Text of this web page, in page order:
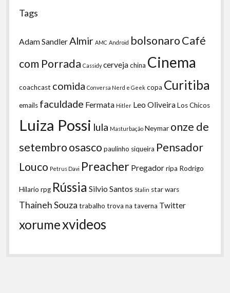
Tags
Adam Sandler Almir AMC Android bolsonaroCafé
com Porrada Cassidy cervejachina Cinema
coachcast comida Conversa Nerd e Geek copa Curitiba
emails faculdade Fermata Hitler Leo OliveiraLos Chicos
Luiza Possi lula Masturbação Neymar onze de
setembroosasco paulinho siqueira Pensador
Louco Petrus Davi Preacher Pregadorripa Rodrigo
Hilario rpg Rússia Silvio Santos Stalin star wars
Thaineh Souza trabalho trova na taverna Twitter
xorumexvideos